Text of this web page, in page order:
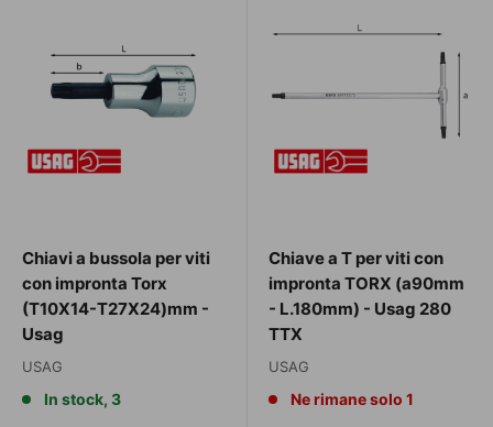
Chiavi a bussola per viti
con impronta Torx
(T10X14-T27X24)mm -
Usag
USAG
In stock, 3
Chiave a T per viti con
impronta TORX (a90mm
- L.180mm) - Usag 280
TTX
USAG
Ne rimane solo 1